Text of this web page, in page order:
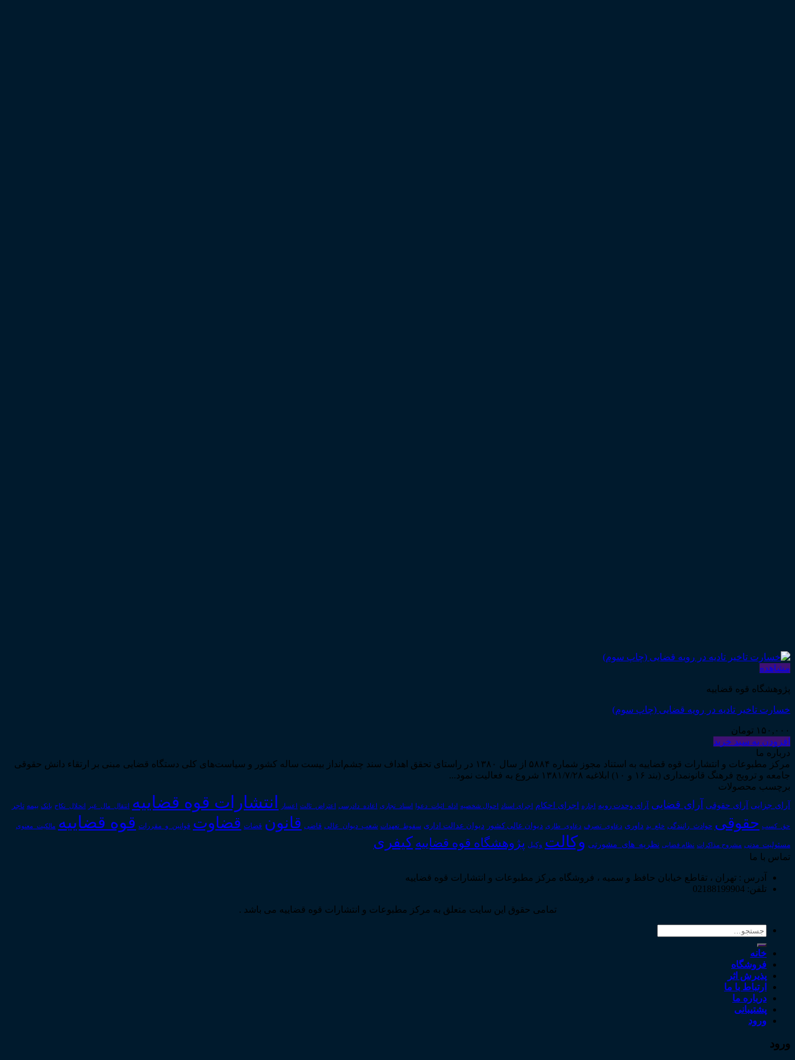
مشاهده
پژوهشگاه قوه قضاییه
خسارت تاخیر تادیه در رویه قضایی (چاپ سوم)
۱۵۰,۰۰۰ تومان
افزودن به سبد خرید
درباره ما
مرکز مطبوعات و انتشارات قوه قضاییه به استناد مجوز شماره ۵۸۸۴ از سال ۱۳۸۰ در راستای تحقق اهداف سند چشم‌انداز بیست ساله کشور و سیاست‌های کلی دستگاه قضایی مبنی بر ارتقاء دانش حقوقی
جامعه و ترویج فرهنگ قانونمداری (بند ۱۶ و ۱۰) ابلاغیه ۱۳۸۱/۷/۲۸ شروع به فعالیت نمود...
برچسب محصولات
آرای جزایی آرای حقوقی آرای قضایی آرای وحدت رویه اجاره اجرای احکام اجرای اسناد احوال شخصیه ادله_اثبات_دعوا اسناد_تجاری اعاده_دادرسی اعتراض_ثالث اعسار انتشارات قوه قضاییه انتقال_مال_غیر انحلال_نکاح بانک بیمه تاجر
حق_کسب حقوقی حوادث_رانندگی خلع_ید داوری دعاوی_تصرف دعاوی_طاری دیوان عالی کشور دیوان عدالت اداری سقوط_تعهدات شعب_دیوان_عالی قاضی قانون قضات قضاوت قوانین_و_مقررات قوه قضاییه مالکیت_معنوی
مسئولیت_مدنی مشروح مذاکرات نظام قضایی نظریه_های_مشورتی وکالت وکیل پژوهشگاه قوه قضاییه کیفری
تماس با ما
آدرس : تهران ، تقاطع خیابان حافظ و سمیه ، فروشگاه مرکز مطبوعات و انتشارات قوه قضاییه
تلفن: 02188199904
تمامی حقوق این سایت متعلق به مرکز مطبوعات و انتشارات قوه قضاییه می باشد .
جستجو
خانه
فروشگاه
پذیرش اثر
ارتباط با ما
درباره ما
پشتیبانی
ورود
ورود